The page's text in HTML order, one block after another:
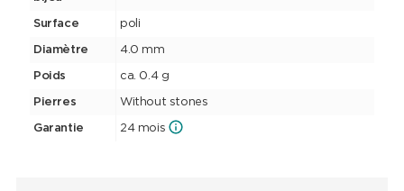
Surface poli
Diamètre 4.0 mm
Poids ca. 0.4 g
Pierres Without stones
Garantie 24 mois